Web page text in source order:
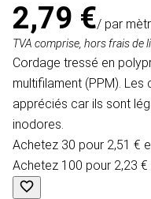
2,79 €/ par
TVA comprise, hors frais de
Cordage tressé en
multifilament (PPM).
appréciés car ils sont
inodores.
Achetez 30 pour 2,51 €
Achetez 100 pour 2,23